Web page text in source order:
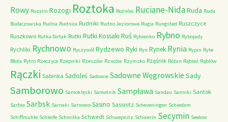
Rowy Rozalin Rozogi Roztoka Rożnów Ruciane-NidaRuda Ruda
Białaczowska Rudna Rudnica Rudniki Rudno Jeziorowe Rugia Rungsted Ruszczyce
Ruszkowo Rutka-Tartak Rutki Rutki Kossaki Ruś Rybienko Rybno Rybojady
Rychliki Rychnowo Ryczywół Rydzewo Ryki Ryn Rynek Rynia Rypin Ryte
Błota Rytro Rzeczyca Rzepniki Rzeszów Rzuców Rzymsko Rząśnik Różan Rąbież Rąblów
Rączki Sabinka Sadoleś Sadowie Sadowne Węgrowskie Sady
Samborowo Samoklęski Samotnik Sampława Sandau Sanniki Santok
Sarbia Sarbsk Sarnaki Sarnowo Sasino Sassnitz Scheveningen Schiedam
Schiffmuhle Schleife Schmilka Schwedt Schwepnitz Schwerin Secymin Seelow